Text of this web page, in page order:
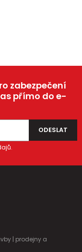
zabezpečení
přímo do e-
| prodejny a